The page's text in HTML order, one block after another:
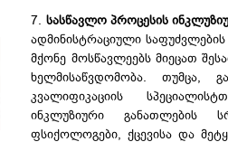
7. სასწავლო პროცესის
ადმინისტრაციული
მქონე მოსწავლეებს მიეცათ
ხელმისაწვდომობა. თუმცა,
კვალიფიკაციის
ინკლუზიური განათლების
ფსიქოლოგები, ქცევისა და